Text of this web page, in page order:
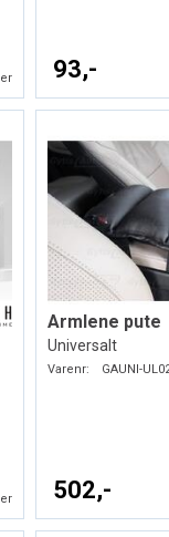
93,-
Armlene pute
Universalt
Varenr: GAUNI-
502,-